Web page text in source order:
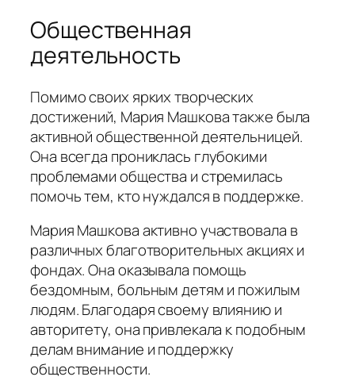
Общественная
деятельность
Помимо своих ярких творческих
достижений, Мария Машкова также была
активной общественной деятельницей.
Она всегда прониклась глубокими
проблемами общества и стремилась
помочь тем, кто нуждался в поддержке.
Мария Машкова активно участвовала в
различных благотворительных акциях и
фондах. Она оказывала помощь
бездомным, больным детям и пожилым
людям. Благодаря своему влиянию и
авторитету, она привлекала к подобным
делам внимание и поддержку
общественности.